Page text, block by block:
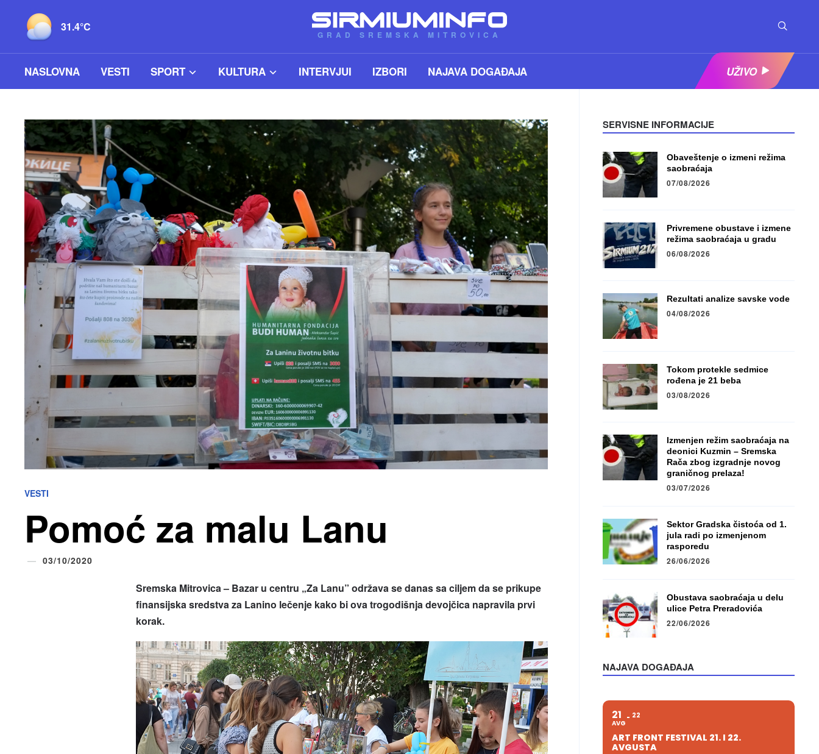
31.4°C
GRAD SREMSKA MITROVICA
NASLOVNA VESTI SPORT KULTURA INTERVJUI IZBORI NAJAVA DOGAĐAJA UŽIVO
VESTI
Pomoć za malu Lanu
03/10/2020
Sremska Mitrovica – Bazar u centru „Za Lanu” održava se danas sa ciljem da se prikupe
finansijska sredstva za Lanino lečenje kako bi ova trogodišnja devojčica napravila prvi
korak.
SERVISNE INFORMACIJE
Obaveštenje o izmeni režima
saobraćaja
07/08/2026
Privremene obustave i izmene
režima saobraćaja u gradu
06/08/2026
Rezultati analize savske vode
04/08/2026
Tokom protekle sedmice
rođena je 21 beba
03/08/2026
Izmenjen režim saobraćaja na
deonici Kuzmin – Sremska
Rača zbog izgradnje novog
graničnog prelaza!
03/07/2026
Sektor Gradska čistoća od 1.
jula radi po izmenjenom
rasporedu
26/06/2026
Obustava saobraćaja u delu
ulice Petra Preradovića
22/06/2026
NAJAVA DOGAĐAJA
21
AVG
22
ART FRONT FESTIVAL 21. I 22.
AVGUSTA